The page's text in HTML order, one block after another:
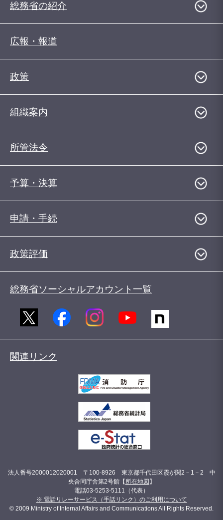
総務省の紹介
広報・報道
政策
組織案内
所管法令
予算・決算
申請・手続
政策評価
総務省ソーシャルアカウント一覧
関連リンク
法人番号2000012020001 〒100-8926 東京都千代田区霞が関2－1－2 中
央合同庁舎第2号館【 所在地図 】
電話03-5253-5111（代表）
※ 電話リレーサービス（手話リンク）のご利用について
© 2009 Ministry of Internal Affairs and Communications All Rights Reserved.